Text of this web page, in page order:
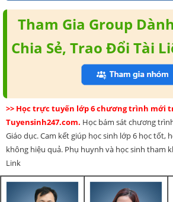
Tham Gia Group
Chia Sẻ, Trao Đổi Tài
>> Học trực tuyến lớp 6 chương trình mới
Tuyensinh247.com. Học bám sát chương
Giáo dục. Cam kết giúp học sinh lớp 6 học tốt,
không hiệu quả. Phụ huynh và học sinh tham
Link